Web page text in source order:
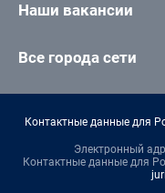
Наши вакансии
Все города сети
Контактные данные для
Электронный
Контактные данные для